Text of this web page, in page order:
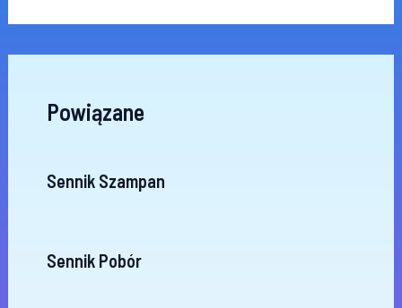
Powiązane
Sennik Szampan
Sennik Pobór